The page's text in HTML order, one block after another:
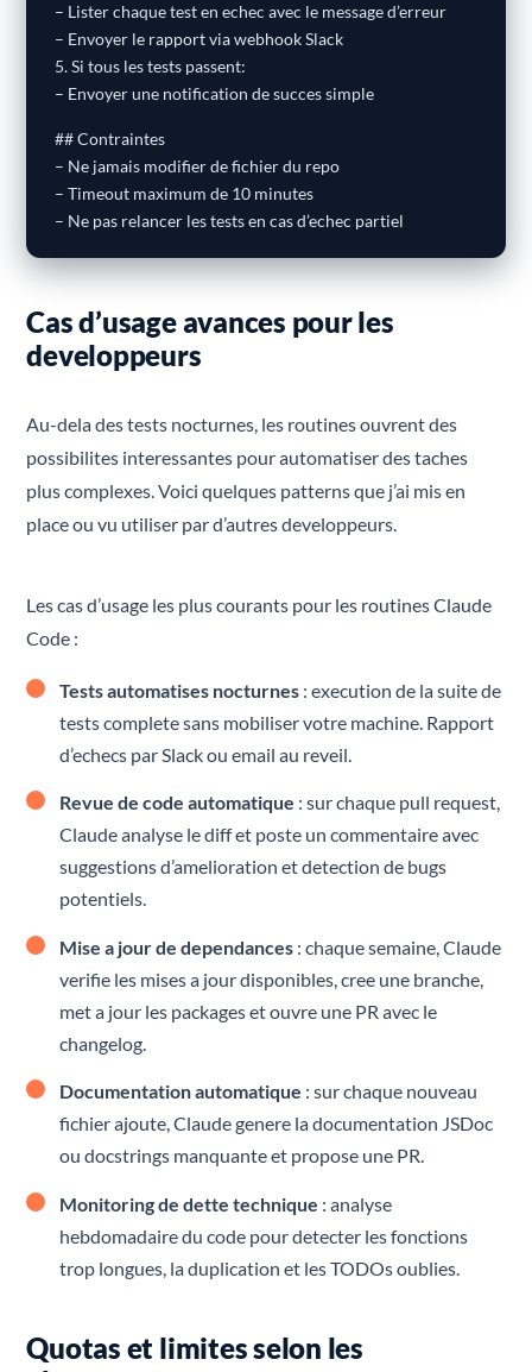
– Lister chaque test en echec avec le message d’erreur
– Envoyer le rapport via webhook Slack
5. Si tous les tests passent:
– Envoyer une notification de succes simple
## Contraintes
– Ne jamais modifier de fichier du repo
– Timeout maximum de 10 minutes
– Ne pas relancer les tests en cas d’echec partiel
Cas d’usage avances pour les
developpeurs
Au-dela des tests nocturnes, les routines ouvrent des
possibilites interessantes pour automatiser des taches
plus complexes. Voici quelques patterns que j’ai mis en
place ou vu utiliser par d’autres developpeurs.
Les cas d’usage les plus courants pour les routines Claude
Code :
Tests automatises nocturnes : execution de la suite de
tests complete sans mobiliser votre machine. Rapport
d’echecs par Slack ou email au reveil.
Revue de code automatique : sur chaque pull request,
Claude analyse le diff et poste un commentaire avec
suggestions d’amelioration et detection de bugs
potentiels.
Mise a jour de dependances : chaque semaine, Claude
verifie les mises a jour disponibles, cree une branche,
met a jour les packages et ouvre une PR avec le
changelog.
Documentation automatique : sur chaque nouveau
fichier ajoute, Claude genere la documentation JSDoc
ou docstrings manquante et propose une PR.
Monitoring de dette technique : analyse
hebdomadaire du code pour detecter les fonctions
trop longues, la duplication et les TODOs oublies.
Quotas et limites selon les